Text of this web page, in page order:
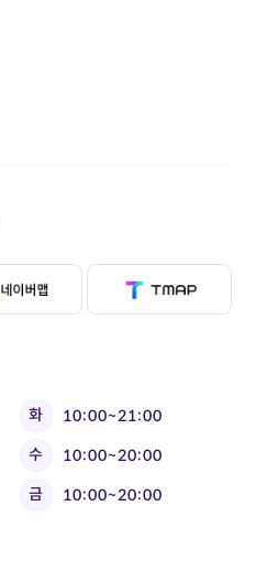
화
10:00~21:00
수
10:00~20:00
금 10:00~20:00